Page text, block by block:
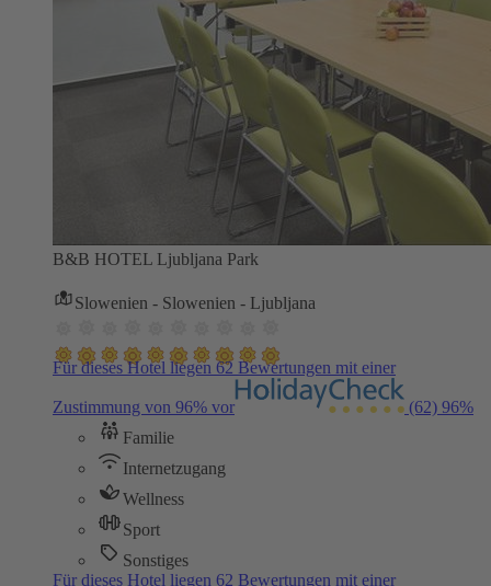
B&B HOTEL Ljubljana Park
Slowenien - Slowenien - Ljubljana
Für dieses Hotel liegen 62 Bewertungen mit einer
Zustimmung von 96% vor (62) 96%
Familie
Internetzugang
Wellness
Sport
Sonstiges
Für dieses Hotel liegen 62 Bewertungen mit einer